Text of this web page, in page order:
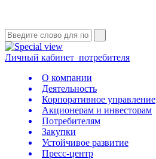
Личный кабинет потребителя
О компании
Деятельность
Корпоративное управление
Акционерам и инвесторам
Потребителям
Закупки
Устойчивое развитие
Пресс-центр